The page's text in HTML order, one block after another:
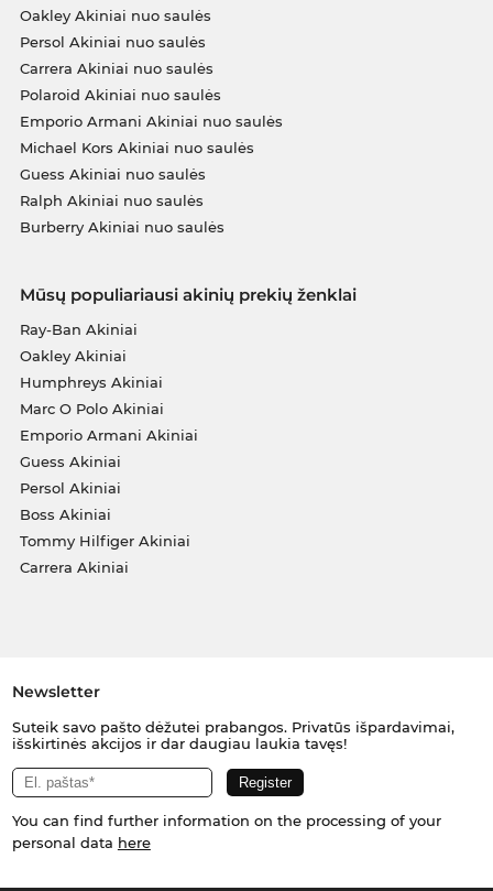
Oakley Akiniai nuo saulės
Persol Akiniai nuo saulės
Carrera Akiniai nuo saulės
Polaroid Akiniai nuo saulės
Emporio Armani Akiniai nuo saulės
Michael Kors Akiniai nuo saulės
Guess Akiniai nuo saulės
Ralph Akiniai nuo saulės
Burberry Akiniai nuo saulės
Mūsų populiariausi akinių prekių ženklai
Ray-Ban Akiniai
Oakley Akiniai
Humphreys Akiniai
Marc O Polo Akiniai
Emporio Armani Akiniai
Guess Akiniai
Persol Akiniai
Boss Akiniai
Tommy Hilfiger Akiniai
Carrera Akiniai
Newsletter
Suteik savo pašto dėžutei prabangos. Privatūs išpardavimai,
išskirtinės akcijos ir dar daugiau laukia tavęs!
You can find further information on the processing of your
personal data here